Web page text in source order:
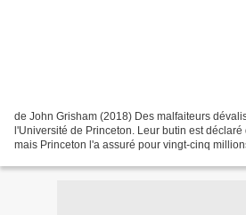
de John Grisham (2018) Des malfaiteurs
l'Université de Princeton. Leur butin est déclaré
mais Princeton l'a assuré pour vingt-cinq